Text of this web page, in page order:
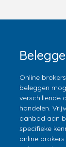
Online
beleggen
verschillende
handelen.
aanbod aan
specifieke
online